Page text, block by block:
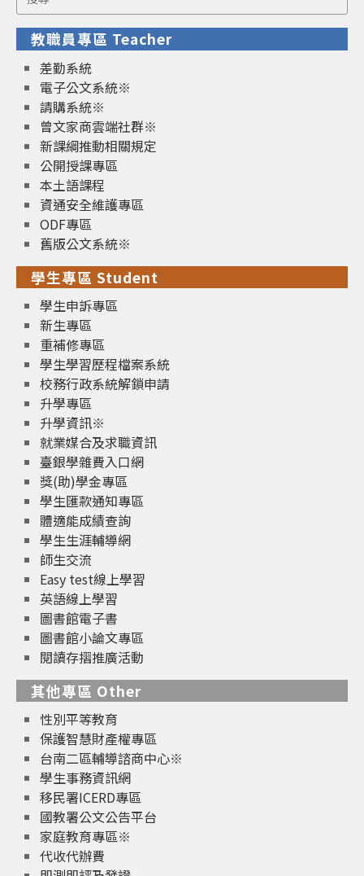
for:
教職員專區 Teacher
差勤系統
電子公文系統※
請購系統※
曾文家商雲端社群※
新課綱推動相關規定
公開授課專區
本土語課程
資通安全維護專區
ODF專區
舊版公文系統※
學生專區 Student
學生申訴專區
新生專區
重補修專區
學生學習歷程檔案系統
校務行政系統解鎖申請
升學專區
升學資訊※
就業媒合及求職資訊
臺銀學雜費入口網
獎(助)學金專區
學生匯款通知專區
體適能成績查詢
學生生涯輔導網
師生交流
Easy test線上學習
英語線上學習
圖書館電子書
圖書館小論文專區
閱讀存摺推廣活動
其他專區 Other
性別平等教育
保護智慧財產權專區
台南二區輔導諮商中心※
學生事務資訊網
移民署ICERD專區
國教署公文公告平台
家庭教育專區※
代收代辦費